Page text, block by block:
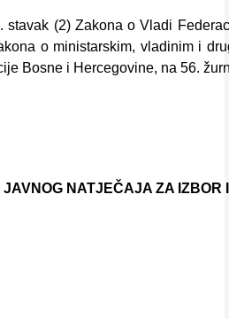
stavak (2) Zakona o Vladi
o ministarskim, vladinim i
Bosne i Hercegovine, na 56.
NATJEČAJA ZA